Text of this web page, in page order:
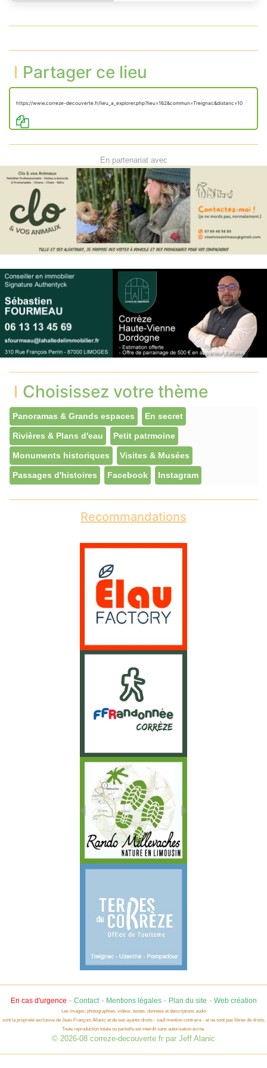
Partager ce lieu
https://www.correze-decouverte.fr/lieu_a_explorer.php?lieu=162&commun=Treignac&distanc=10
En partenariat avec
Choisissez votre thème
Panoramas & Grands espaces En secret
Rivières & Plans d'eau Petit patrmoine
Monuments historiques Visites & Musées
Passages d'histoires Facebook Instagram
Recommandations
En cas d'urgence - Contact- Mentions légales- Plan du site - Web création
Les images, photographies, vidéos, textes, données et descriptions audio
sont la propriété exclusive de Jean-François Allanic et de ses ayants-droits - sauf mention contraire - et ne sont pas libres de droits.
Toute reproduction totale ou partielle est interdit sans autorisation écrite.
© 2026-08 correze-decouverte.fr par Jeff Alanic